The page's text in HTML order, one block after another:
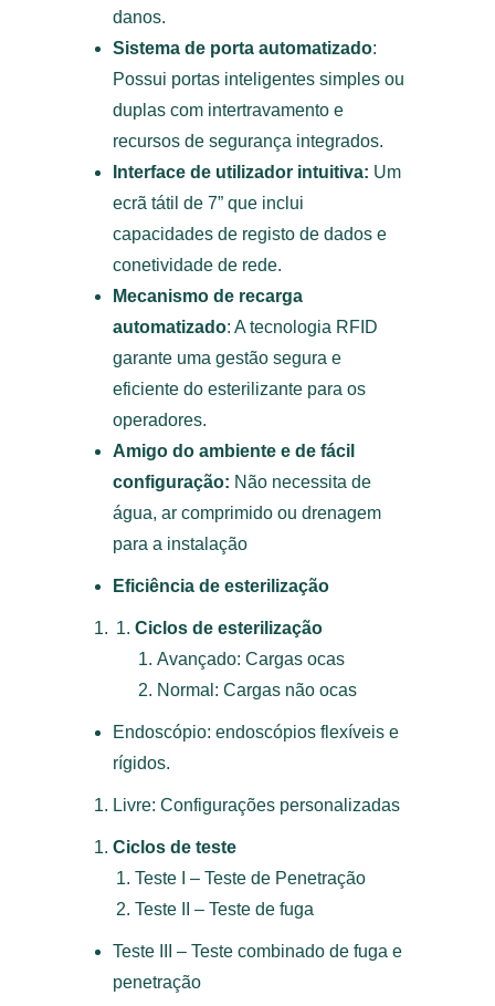
danos.
Sistema de porta automatizado:
Possui portas inteligentes simples ou
duplas com intertravamento e
recursos de segurança integrados.
Interface de utilizador intuitiva: Um
ecrã tátil de 7” que inclui
capacidades de registo de dados e
conetividade de rede.
Mecanismo de recarga
automatizado: A tecnologia RFID
garante uma gestão segura e
eficiente do esterilizante para os
operadores.
Amigo do ambiente e de fácil
configuração: Não necessita de
água, ar comprimido ou drenagem
para a instalação
Eficiência de esterilização
Ciclos de esterilização
Avançado: Cargas ocas
Normal: Cargas não ocas
Endoscópio: endoscópios flexíveis e
rígidos.
Livre: Configurações personalizadas
Ciclos de teste
Teste I – Teste de Penetração
Teste II – Teste de fuga
Teste III – Teste combinado de fuga e
penetração